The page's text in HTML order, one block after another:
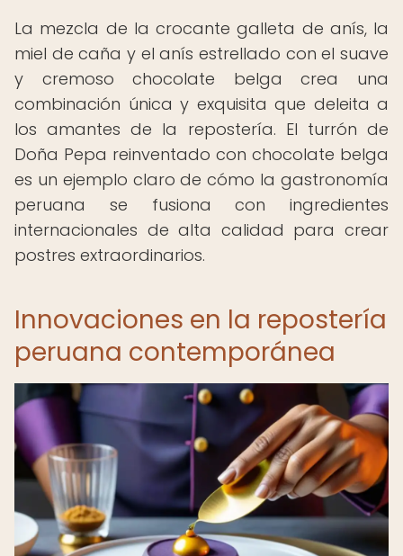
La mezcla de la crocante galleta de anís, la
miel de caña y el anís estrellado con el suave
y cremoso chocolate belga crea una
combinación única y exquisita que deleita a
los amantes de la repostería. El turrón de
Doña Pepa reinventado con chocolate belga
es un ejemplo claro de cómo la gastronomía
peruana se fusiona con ingredientes
internacionales de alta calidad para crear
postres extraordinarios.
Innovaciones en la repostería
peruana contemporánea